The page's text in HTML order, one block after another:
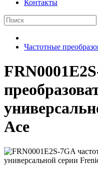
Контакты
Частотные
Ace